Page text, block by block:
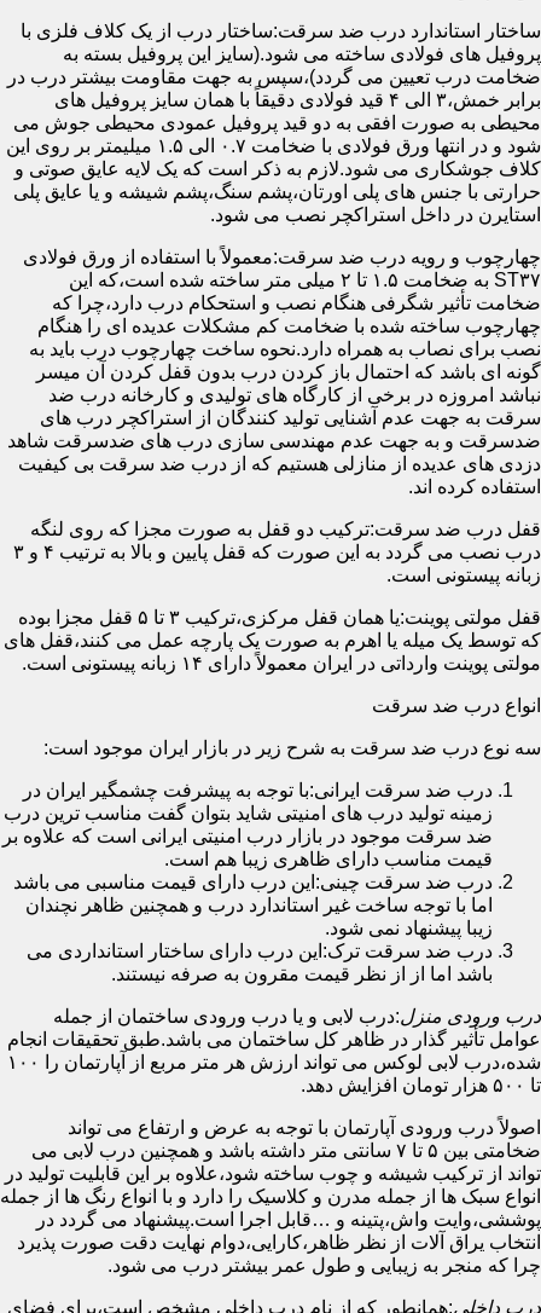
ساختار استاندارد درب ضد سرقت:ساختار درب از یک کلاف فلزی با
پروفیل های فولادی ساخته می شود.(سایز این پروفیل بسته به
ضخامت درب تعیین می گردد)،سپس به جهت مقاومت بیشتر درب در
برابر خمش،۳ الی ۴ قید فولادی دقیقاً با همان سایز پروفیل های
محیطی به صورت افقی به دو قید پروفیل عمودی محیطی جوش می
شود و در انتها ورق فولادی با ضخامت ۰.۷ الی ۱.۵ میلیمتر بر روی این
کلاف جوشکاری می شود.لازم به ذکر است که یک لایه عایق صوتی و
حرارتی با جنس های پلی اورتان،پشم سنگ،پشم شیشه و یا عایق پلی
استایرن در داخل استراکچر نصب می شود.
چهارچوب و رویه درب ضد سرقت:معمولاً با استفاده از ورق فولادی
ST۳۷ به ضخامت ۱.۵ تا ۲ میلی متر ساخته شده است،که این
ضخامت تأثیر شگرفی هنگام نصب و استحکام درب دارد،چرا که
چهارچوب ساخته شده با ضخامت کم مشکلات عدیده ای را هنگام
نصب برای نصاب به همراه دارد.نحوه ساخت چهارچوب درب باید به
گونه ای باشد که احتمال باز کردن درب بدون قفل کردن آن میسر
نباشد امروزه در برخی از کارگاه های تولیدی و کارخانه درب ضد
سرقت به جهت عدم آشنایی تولید کنندگان از استراکچر درب های
ضدسرقت و به جهت عدم مهندسی سازی درب های ضدسرقت شاهد
دزدی های عدیده از منازلی هستیم که از درب ضد سرقت بی کیفیت
استفاده کرده اند.
قفل درب ضد سرقت:ترکیب دو قفل به صورت مجزا که روی لنگه
درب نصب می گردد به این صورت که قفل پایین و بالا به ترتیب ۴ و ۳
زبانه پیستونی است.
قفل مولتی پوینت:یا همان قفل مرکزی،ترکیب ۳ تا ۵ قفل مجزا بوده
که توسط یک میله یا اهرم به صورت یک پارچه عمل می کنند،قفل های
مولتی پوینت وارداتی در ایران معمولاً دارای ۱۴ زبانه پیستونی است.
انواع درب ضد سرقت
سه نوع درب ضد سرقت به شرح زیر در بازار ایران موجود است:
درب ضد سرقت ایرانی:با توجه به پیشرفت چشمگیر ایران در
زمینه تولید درب های امنیتی شاید بتوان گفت مناسب ترین درب
ضد سرقت موجود در بازار درب امنیتی ایرانی است که علاوه بر
قیمت مناسب دارای ظاهری زیبا هم است.
درب ضد سرقت چینی:این درب دارای قیمت مناسبی می باشد
اما با توجه ساخت غیر استاندارد درب و همچنین ظاهر نچندان
زیبا پیشنهاد نمی شود.
درب ضد سرقت ترک:این درب دارای ساختار استانداردی می
باشد اما از از نظر قیمت مقرون به صرفه نیستند.
درب ورودی منزل:درب لابی و یا درب ورودی ساختمان از جمله
عوامل تأثیر گذار در ظاهر کل ساختمان می باشد.طبق تحقیقات انجام
شده،درب لابی لوکس می تواند ارزش هر متر مربع از آپارتمان را ۱۰۰
تا ۵۰۰ هزار تومان افزایش دهد.
اصولاً درب ورودی آپارتمان با توجه به عرض و ارتفاع می تواند
ضخامتی بین ۵ تا ۷ سانتی متر داشته باشد و همچنین درب لابی می
تواند از ترکیب شیشه و چوب ساخته شود،علاوه بر این قابلیت تولید در
انواع سبک ها از جمله مدرن و کلاسیک را دارد و با انواع رنگ ها از جمله
پوششی،وایت واش،پتینه و …قابل اجرا است.پیشنهاد می گردد در
انتخاب یراق آلات از نظر ظاهر،کارایی،دوام نهایت دقت صورت پذیرد
چرا که منجر به زیبایی و طول عمر بیشتر درب می شود.
درب داخلی:همانطور که از نام درب داخلی مشخص است،برای فضای